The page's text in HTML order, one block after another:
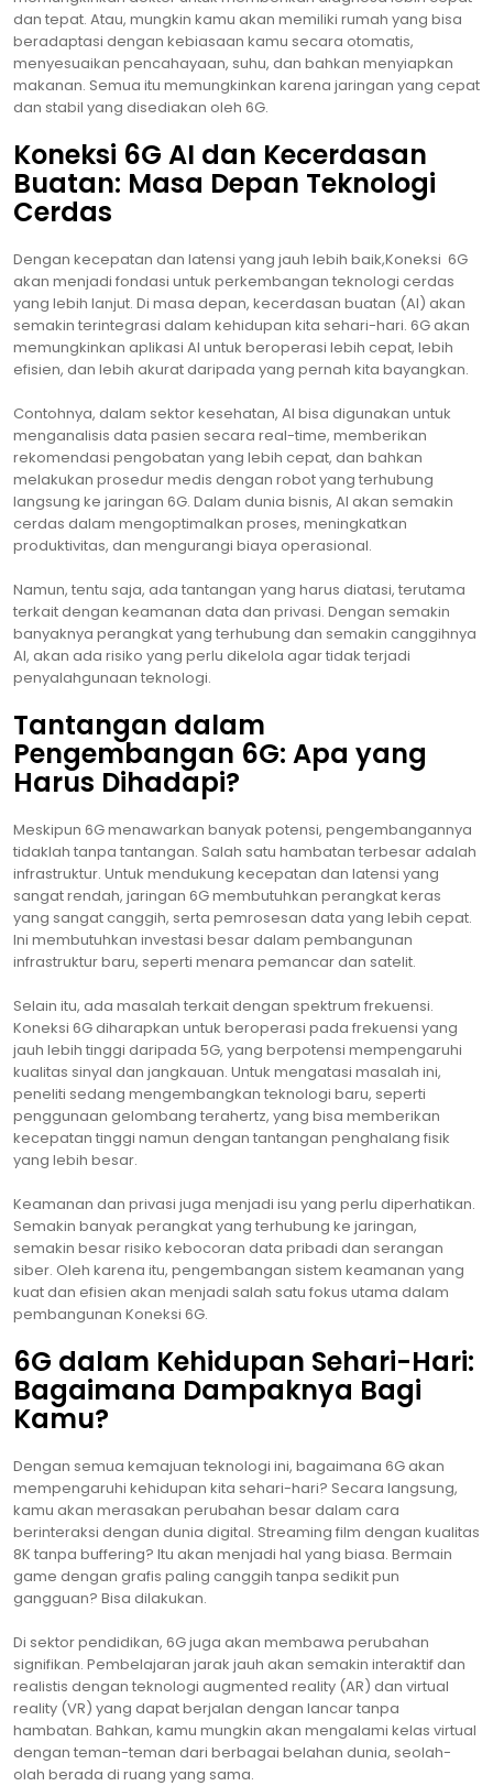
dan tepat. Atau, mungkin kamu akan memiliki rumah yang bisa
beradaptasi dengan kebiasaan kamu secara otomatis,
menyesuaikan pencahayaan, suhu, dan bahkan menyiapkan
makanan. Semua itu memungkinkan karena jaringan yang cepat
dan stabil yang disediakan oleh 6G.
Koneksi 6G AI dan Kecerdasan
Buatan: Masa Depan Teknologi
Cerdas
Dengan kecepatan dan latensi yang jauh lebih baik,Koneksi 6G
akan menjadi fondasi untuk perkembangan teknologi cerdas
yang lebih lanjut. Di masa depan, kecerdasan buatan (AI) akan
semakin terintegrasi dalam kehidupan kita sehari-hari. 6G akan
memungkinkan aplikasi AI untuk beroperasi lebih cepat, lebih
efisien, dan lebih akurat daripada yang pernah kita bayangkan.
Contohnya, dalam sektor kesehatan, AI bisa digunakan untuk
menganalisis data pasien secara real-time, memberikan
rekomendasi pengobatan yang lebih cepat, dan bahkan
melakukan prosedur medis dengan robot yang terhubung
langsung ke jaringan 6G. Dalam dunia bisnis, AI akan semakin
cerdas dalam mengoptimalkan proses, meningkatkan
produktivitas, dan mengurangi biaya operasional.
Namun, tentu saja, ada tantangan yang harus diatasi, terutama
terkait dengan keamanan data dan privasi. Dengan semakin
banyaknya perangkat yang terhubung dan semakin canggihnya
AI, akan ada risiko yang perlu dikelola agar tidak terjadi
penyalahgunaan teknologi.
Tantangan dalam
Pengembangan 6G: Apa yang
Harus Dihadapi?
Meskipun 6G menawarkan banyak potensi, pengembangannya
tidaklah tanpa tantangan. Salah satu hambatan terbesar adalah
infrastruktur. Untuk mendukung kecepatan dan latensi yang
sangat rendah, jaringan 6G membutuhkan perangkat keras
yang sangat canggih, serta pemrosesan data yang lebih cepat.
Ini membutuhkan investasi besar dalam pembangunan
infrastruktur baru, seperti menara pemancar dan satelit.
Selain itu, ada masalah terkait dengan spektrum frekuensi.
Koneksi 6G diharapkan untuk beroperasi pada frekuensi yang
jauh lebih tinggi daripada 5G, yang berpotensi mempengaruhi
kualitas sinyal dan jangkauan. Untuk mengatasi masalah ini,
peneliti sedang mengembangkan teknologi baru, seperti
penggunaan gelombang terahertz, yang bisa memberikan
kecepatan tinggi namun dengan tantangan penghalang fisik
yang lebih besar.
Keamanan dan privasi juga menjadi isu yang perlu diperhatikan.
Semakin banyak perangkat yang terhubung ke jaringan,
semakin besar risiko kebocoran data pribadi dan serangan
siber. Oleh karena itu, pengembangan sistem keamanan yang
kuat dan efisien akan menjadi salah satu fokus utama dalam
pembangunan Koneksi 6G.
6G dalam Kehidupan Sehari-Hari:
Bagaimana Dampaknya Bagi
Kamu?
Dengan semua kemajuan teknologi ini, bagaimana 6G akan
mempengaruhi kehidupan kita sehari-hari? Secara langsung,
kamu akan merasakan perubahan besar dalam cara
berinteraksi dengan dunia digital. Streaming film dengan kualitas
8K tanpa buffering? Itu akan menjadi hal yang biasa. Bermain
game dengan grafis paling canggih tanpa sedikit pun
gangguan? Bisa dilakukan.
Di sektor pendidikan, 6G juga akan membawa perubahan
signifikan. Pembelajaran jarak jauh akan semakin interaktif dan
realistis dengan teknologi augmented reality (AR) dan virtual
reality (VR) yang dapat berjalan dengan lancar tanpa
hambatan. Bahkan, kamu mungkin akan mengalami kelas virtual
dengan teman-teman dari berbagai belahan dunia, seolah-
olah berada di ruang yang sama.